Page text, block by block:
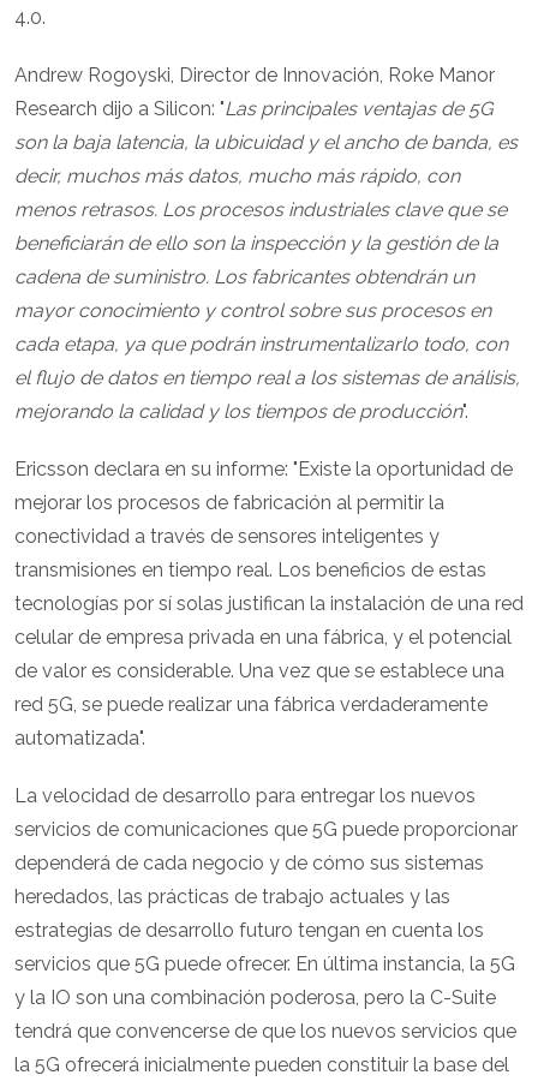
4.0.
Andrew Rogoyski, Director de Innovación, Roke Manor
Research dijo a Silicon: "Las principales ventajas de 5G
son la baja latencia, la ubicuidad y el ancho de banda, es
decir, muchos más datos, mucho más rápido, con
menos retrasos. Los procesos industriales clave que se
beneficiarán de ello son la inspección y la gestión de la
cadena de suministro. Los fabricantes obtendrán un
mayor conocimiento y control sobre sus procesos en
cada etapa, ya que podrán instrumentalizarlo todo, con
el flujo de datos en tiempo real a los sistemas de análisis,
mejorando la calidad y los tiempos de producción".
Ericsson declara en su informe: "Existe la oportunidad de
mejorar los procesos de fabricación al permitir la
conectividad a través de sensores inteligentes y
transmisiones en tiempo real. Los beneficios de estas
tecnologías por sí solas justifican la instalación de una red
celular de empresa privada en una fábrica, y el potencial
de valor es considerable. Una vez que se establece una
red 5G, se puede realizar una fábrica verdaderamente
automatizada".
La velocidad de desarrollo para entregar los nuevos
servicios de comunicaciones que 5G puede proporcionar
dependerá de cada negocio y de cómo sus sistemas
heredados, las prácticas de trabajo actuales y las
estrategias de desarrollo futuro tengan en cuenta los
servicios que 5G puede ofrecer. En última instancia, la 5G
y la IO son una combinación poderosa, pero la C-Suite
tendrá que convencerse de que los nuevos servicios que
la 5G ofrecerá inicialmente pueden constituir la base del